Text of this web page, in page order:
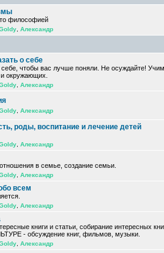
философией
Александр
о себе
себе, чтобы вас лучше поняли. Не осуждайте!
окружающих.
Александр
Александр
роды, воспитание и лечение детей
Александр
в семье, создание семьи.
Александр
всем
Александр
книги и статьи, собирание интересных
- обсуждение книг, фильмов, музыки.
Александр